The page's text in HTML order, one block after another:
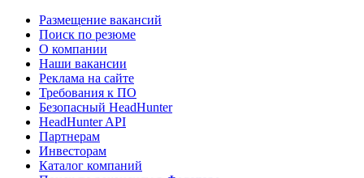
Размещение вакансий
Поиск по резюме
О компании
Наши вакансии
Реклама на сайте
Требования к ПО
Безопасный HeadHunter
HeadHunter API
Партнерам
Инвесторам
Каталог компаний